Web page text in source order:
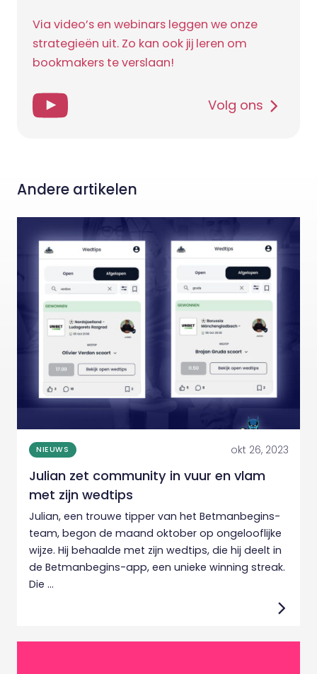
Via video’s en webinars leggen we onze
strategieën uit. Zo kan ook jij leren om
bookmakers te verslaan!
Volg ons
Andere artikelen
NIEUWS okt 26, 2023
Julian zet community in vuur en vlam
met zijn wedtips
Julian, een trouwe tipper van het Betmanbegins-
team, begon de maand oktober op ongelooflijke
wijze. Hij behaalde met zijn wedtips, die hij deelt in
de Betmanbegins-app, een unieke winning streak.
Die ...